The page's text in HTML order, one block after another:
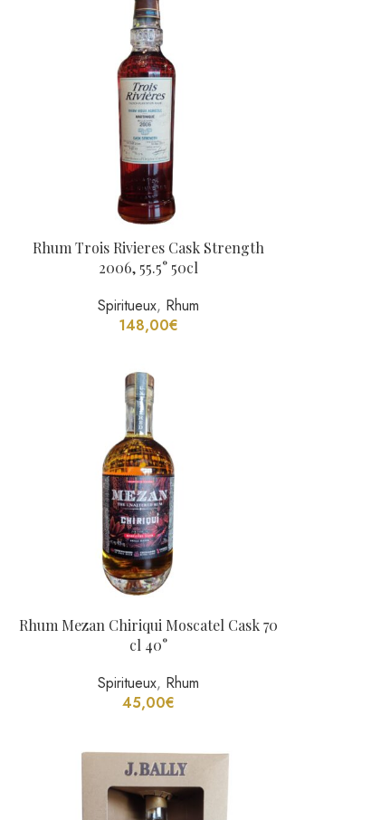
Rhum Trois Rivieres Cask Strength
2006, 55.5° 50cl
Spiritueux, Rhum
148,00€
Rhum Mezan Chiriqui Moscatel Cask 70
cl 40°
Spiritueux, Rhum
45,00€